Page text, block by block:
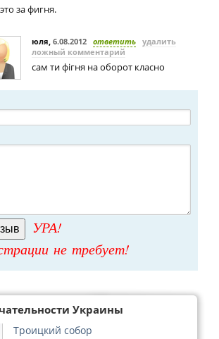
за фигня.
юля, 6.08.2012 ответить удалить
ложный комментарий
сам ти фігня на оборот класно
УРА!
не требует!
Украины
Троицкий собор